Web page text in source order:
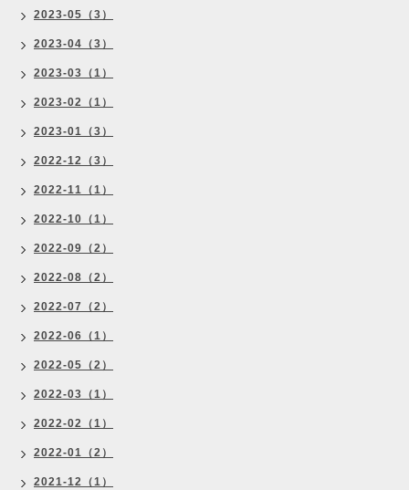
2023-05（3）
2023-04（3）
2023-03（1）
2023-02（1）
2023-01（3）
2022-12（3）
2022-11（1）
2022-10（1）
2022-09（2）
2022-08（2）
2022-07（2）
2022-06（1）
2022-05（2）
2022-03（1）
2022-02（1）
2022-01（2）
2021-12（1）